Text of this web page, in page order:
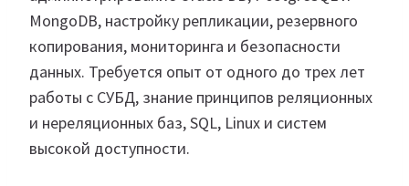
MongoDB, настройку репликации, резервного
копирования, мониторинга и безопасности
данных. Требуется опыт от одного до трех лет
работы с СУБД, знание принципов реляционных
и нереляционных баз, SQL, Linux и систем
высокой доступности.